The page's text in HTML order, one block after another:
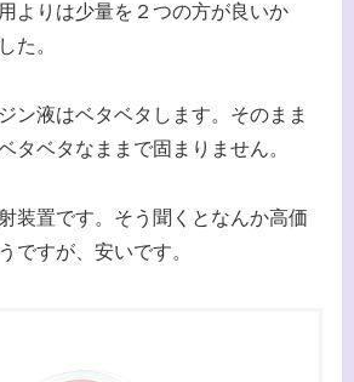
よりは少量を２つの方が良いか
た。
ン液はベタベタします。そのまま
タベタなままで固まりません。
装置です。そう聞くとなんか高価
ですが、安いです。